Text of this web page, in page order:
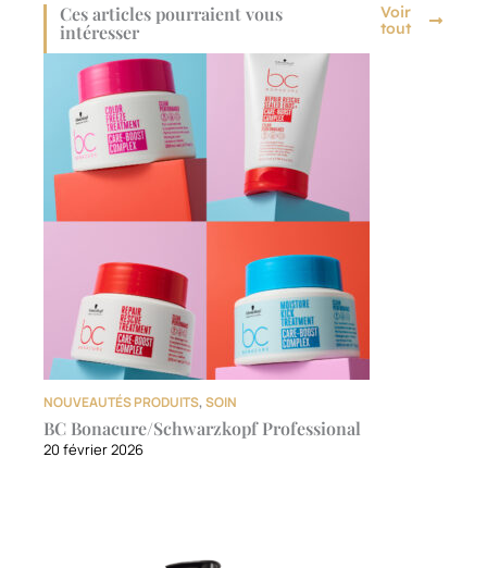
Ces articles pourraient vous
intéresser
Voir
tout
NOUVEAUTÉS PRODUITS,SOIN
BC Bonacure/Schwarzkopf Professional
20 février 2026